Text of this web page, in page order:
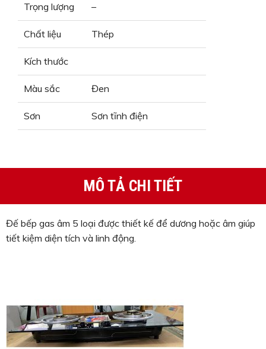
Trọng lượng –
Chất liệu Thép
Kích thước
Màu sắc Đen
Sơn Sơn tĩnh điện
MÔ TẢ CHI TIẾT
Đế bếp gas âm 5 loại được thiết kế để dương hoặc âm giúp
tiết kiệm diện tích và linh động.